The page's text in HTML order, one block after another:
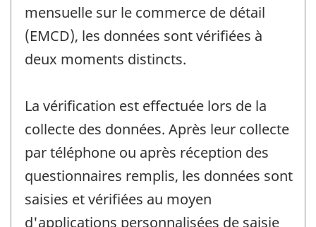
mensuelle sur le commerce de détail
(EMCD), les données sont vérifiées à
deux moments distincts.
La vérification est effectuée lors de la
collecte des données. Après leur collecte
par téléphone ou après réception des
questionnaires remplis, les données sont
saisies et vérifiées au moyen
d'applications personnalisées de saisie